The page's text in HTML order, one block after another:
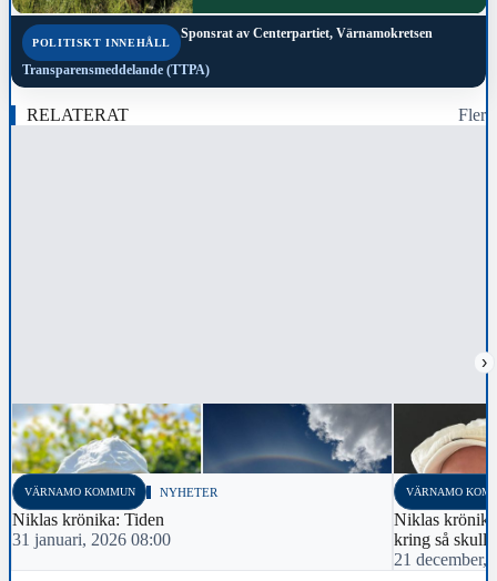
POLITISKT INNEHÅLL
Sponsrat av Centerpartiet, Värnamokretsen
Transparensmeddelande (TTPA)
RELATERAT Fler
›
VÄRNAMO KOMMUN NYHETER
Niklas krönika: Tiden
31 januari, 2026 08:00
VÄRNAMO
Niklas
kring så
21 december,